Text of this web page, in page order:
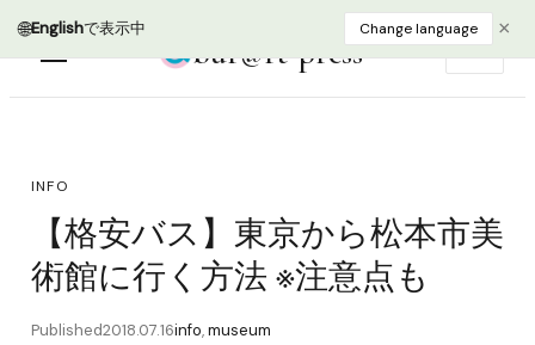
🌐Englishで表示中 Change language ×
bur@rt press
INFO
【格安バス】東京から松本市美
術館に行く方法 ※注意点も
Published2018.07.16info,museum